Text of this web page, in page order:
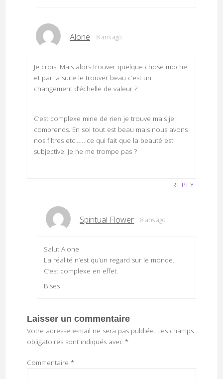
Alone 8 ans ago
Je crois. Mais alors trouver quelque chose moche
et par la suite le trouver beau c’est un
changement d’échelle de valeur ?
C’est complexe mine de rien je trouve mais je
comprends. En soi tout est beau mais nous avons
nos filtres etc…….ce qui fait que la beauté est
subjective. Je ne me trompe pas ?
REPLY
Spiritual Flower 8 ans ago
Salut Alone
La réalité n’est qu’un regard sur le monde.
C’est complexe en effet.
Bises
Laisser un commentaire
Votre adresse e-mail ne sera pas publiée. Les champs
obligatoires sont indiqués avec *
Commentaire *